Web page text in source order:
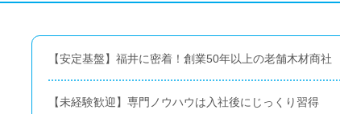
【安定基盤】福井に密着！創業50年以上の老舗木材商社
【未経験歓迎】専門ノウハウは入社後にじっくり習得